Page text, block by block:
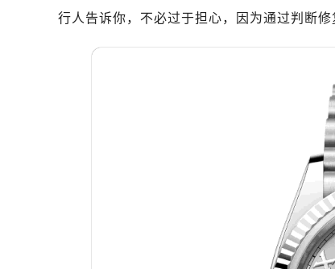
嘉兴市南湖区广益路705号嘉兴
南昌市红谷滩新区红谷中大道
广州市天河区天河路230号万菱
广州市越秀区环市东路371-375
深圳市罗湖区深南东路5001号
惠州市惠城区江北文昌一路7号
厦门市思明区湖滨东路95号华
福州市鼓楼区五四路128-1号恒
成都市锦江区人民东路6号SAC
重庆市江北区观音桥步行街2号
行人告诉你，不必过于担心，因为通过判断